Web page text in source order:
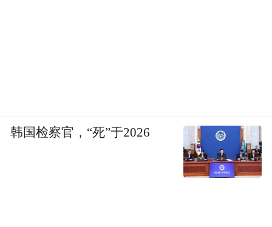
韩国检察官，“死”于2026